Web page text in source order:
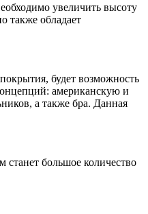
увеличить высоту
также обладает
будет возможность
американскую и
а также бра. Данная
станет большое количество